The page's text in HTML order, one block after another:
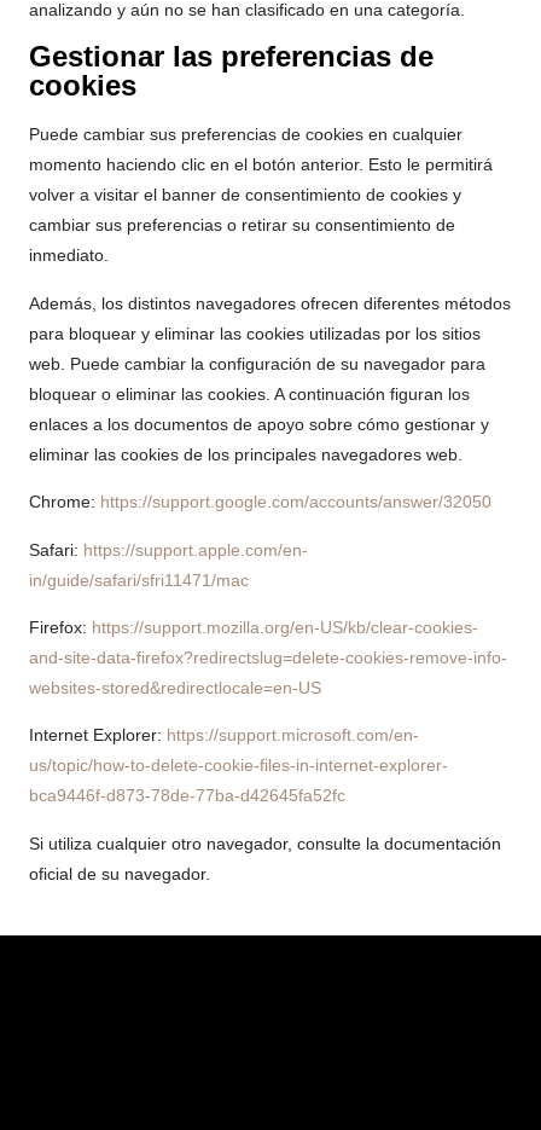
analizando y aún no se han clasificado en una categoría.
Gestionar las preferencias de
cookies
Puede cambiar sus preferencias de cookies en cualquier
momento haciendo clic en el botón anterior. Esto le permitirá
volver a visitar el banner de consentimiento de cookies y
cambiar sus preferencias o retirar su consentimiento de
inmediato.
Además, los distintos navegadores ofrecen diferentes métodos
para bloquear y eliminar las cookies utilizadas por los sitios
web. Puede cambiar la configuración de su navegador para
bloquear o eliminar las cookies. A continuación figuran los
enlaces a los documentos de apoyo sobre cómo gestionar y
eliminar las cookies de los principales navegadores web.
Chrome: https://support.google.com/accounts/answer/32050
Safari: https://support.apple.com/en-
in/guide/safari/sfri11471/mac
Firefox: https://support.mozilla.org/en-US/kb/clear-cookies-
and-site-data-firefox?redirectslug=delete-cookies-remove-info-
websites-stored&redirectlocale=en-US
Internet Explorer: https://support.microsoft.com/en-
us/topic/how-to-delete-cookie-files-in-internet-explorer-
bca9446f-d873-78de-77ba-d42645fa52fc
Si utiliza cualquier otro navegador, consulte la documentación
oficial de su navegador.